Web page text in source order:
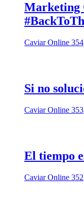
Marketing
Caviar Online 354
Si no
Caviar Online 353
El tiempo
Caviar Online 352